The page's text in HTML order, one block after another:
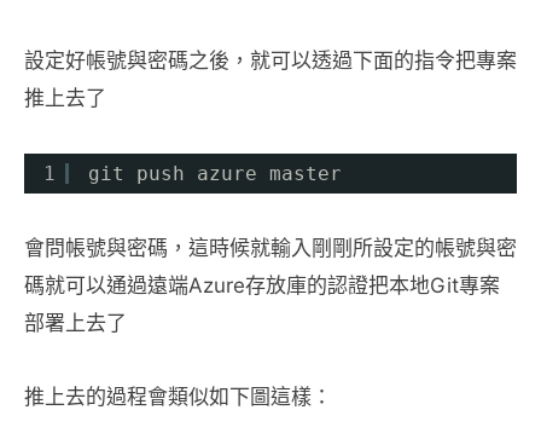
設定好帳號與密碼之後，就可以透過下面的指令把專案
推上去了
1 git push azure master
會問帳號與密碼，這時候就輸入剛剛所設定的帳號與密
碼就可以通過遠端Azure存放庫的認證把本地Git專案
部署上去了
推上去的過程會類似如下圖這樣：